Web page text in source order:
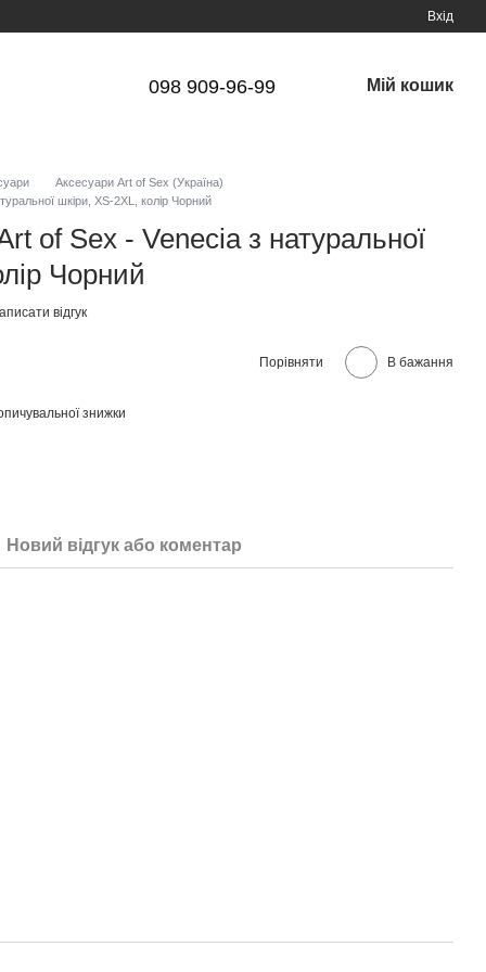
Вхід
098 909-96-99 Мій кошик
Аксесуари Art of Sex (Україна)
шкіри, XS-2XL, колір Чорний
of Sex - Venecia з натуральної
Чорний
відгук
Порівняти В бажання
знижки
Новий відгук або коментар